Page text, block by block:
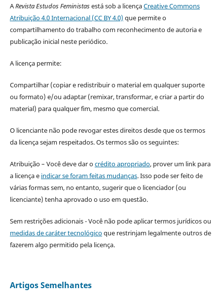
ARevista Estudos Feministasestá sob a licençaCreative Commons
Atribuição 4.0 Internacional (CC BY 4.0) que permite o
compartilhamento do trabalho com reconhecimento de autoria e
publicação inicial neste periódico.
A licença permite:
Compartilhar (copiar e redistribuir o material em qualquer suporte
ou formato) e/ou adaptar (remixar, transformar, e criar a partir do
material) para qualquer fim, mesmo que comercial.
O licenciante não pode revogar estes direitos desde que os termos
da licença sejam respeitados. Os termos são os seguintes:
Atribuição – Você deve dar ocrédito apropriado, prover um link para
a licença e indicar se foram feitas mudanças. Isso pode ser feito de
várias formas sem, no entanto, sugerir que o licenciador (ou
licenciante) tenha aprovado o uso em questão.
Sem restrições adicionais - Você não pode aplicar termos jurídicos ou
medidas de caráter tecnológicoque restrinjam legalmente outros de
fazerem algo permitido pela licença.
Artigos Semelhantes